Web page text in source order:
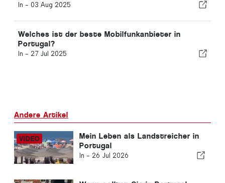
In - 03 Aug 2025
Welches ist der beste Mobilfunkanbieter in
Portugal?
In - 27 Jul 2025
Andere Artikel
Mein Leben als Landstreicher in
Portugal
In - 26 Jul 2026